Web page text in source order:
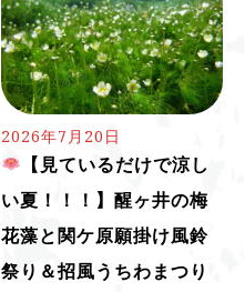
2026年7月20日
【見ているだけで涼し
い夏！！！】醒ヶ井の梅
花藻と関ケ原願掛け風鈴
祭り＆招風うちわまつり